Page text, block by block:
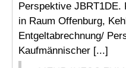
Perspektive JBRT1DE.
in Raum Offenburg,
Entgeltabrechnung/
Kaufmännischer [...]